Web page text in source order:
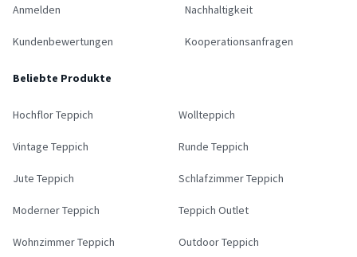
Anmelden
Kundenbewertungen
Nachhaltigkeit
Kooperationsanfragen
Beliebte Produkte
Hochflor Teppich Wollteppich
Vintage Teppich Runde Teppich
Jute Teppich Schlafzimmer Teppich
Moderner Teppich Teppich Outlet
Wohnzimmer Teppich Outdoor Teppich